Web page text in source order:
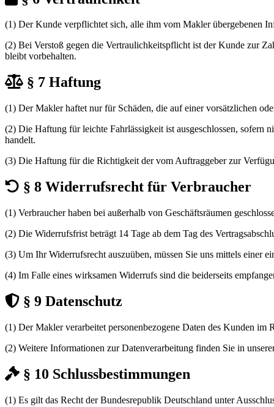
(1) Der Kunde verpflichtet sich, alle ihm vom Makler übergebenen
(2) Bei Verstoß gegen die Vertraulichkeitspflicht ist der Kunde zur
bleibt vorbehalten.
§ 7 Haftung
(1) Der Makler haftet nur für Schäden, die auf einer vorsätzlichen
(2) Die Haftung für leichte Fahrlässigkeit ist ausgeschlossen, sofern
handelt.
(3) Die Haftung für die Richtigkeit der vom Auftraggeber zur
§ 8 Widerrufsrecht für Verbraucher
(1) Verbraucher haben bei außerhalb von Geschäftsräumen
(2) Die Widerrufsfrist beträgt 14 Tage ab dem Tag des
(3) Um Ihr Widerrufsrecht auszuüben, müssen Sie uns mittels einer
(4) Im Falle eines wirksamen Widerrufs sind die beiderseits
§ 9 Datenschutz
(1) Der Makler verarbeitet personenbezogene Daten des Kunden im
(2) Weitere Informationen zur Datenverarbeitung finden Sie in
§ 10 Schlussbestimmungen
(1) Es gilt das Recht der Bundesrepublik Deutschland unter